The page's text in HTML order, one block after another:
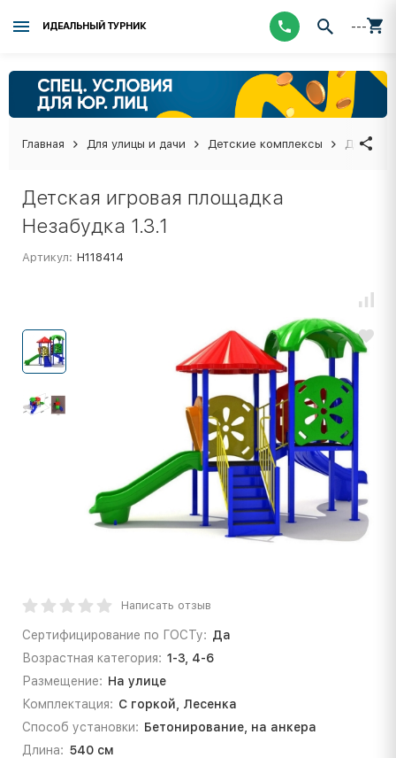
ИДЕАЛЬНЫЙ ТУРНИК ---
Главная Для улицы и дачи Детские комплексы Детская
Детская игровая площадка
Незабудка 1.3.1
Артикул: Н118414
Написать отзыв
Сертифицирование по ГОСТу: Да
Возрастная категория: 1-3, 4-6
Размещение: На улице
Комплектация: С горкой, Лесенка
Способ установки: Бетонирование, на анкера
Длина: 540 см